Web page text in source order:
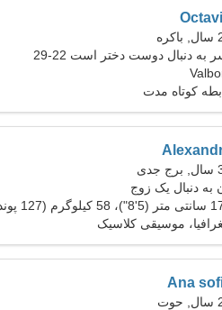
به دنبال دوست دختر است 22-29
کوتاه مدت
به دنبال یک زوج
کیلوگرم (127 پوند)
موسیقی کلاسیک
Ana